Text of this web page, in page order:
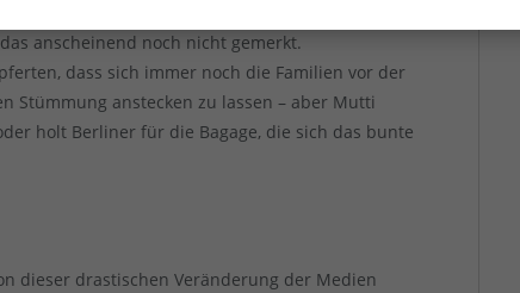
jener Rosenmontagszug auf der Glotze
anscheinend noch nicht gemerkt.
dass sich immer noch die Familien vor der
Stümmung anstecken zu lassen – aber Mutti
holt Berliner für die Bagage, die sich das bunte
dieser drastischen Veränderung der Medien